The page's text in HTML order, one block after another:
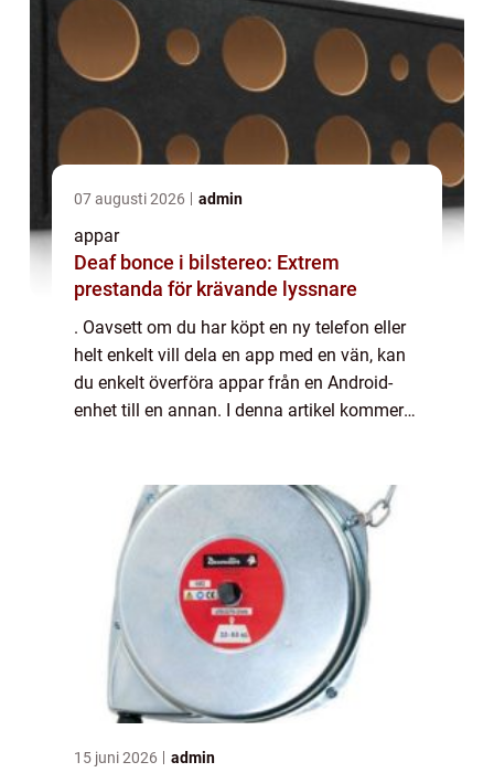
07 augusti 2026 admin
appar
Deaf bonce i bilstereo: Extrem
prestanda för krävande lyssnare
. Oavsett om du har köpt en ny telefon eller
helt enkelt vill dela en app med en vän, kan
du enkelt överföra appar från en Android-
enhet till en annan. I denna artikel kommer
15 juni 2026 admin